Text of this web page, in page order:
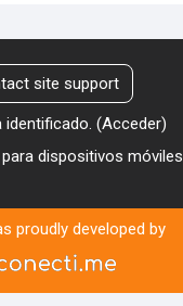
site support
identificado. (Acceder)
dispositivos móviles
proudly developed by